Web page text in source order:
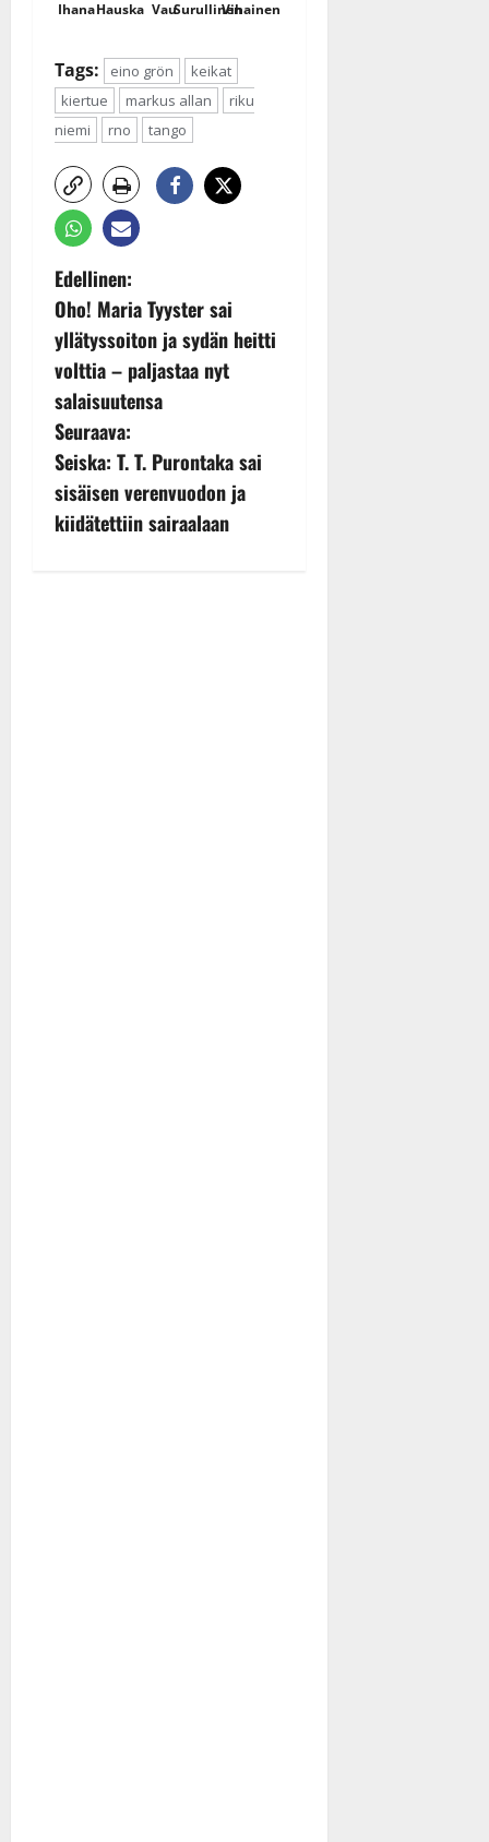
IhanaHauska VauSurullinenVihainen
Tags: eino grön
keikat
kiertue
markus allan
riku
niemi
rno tango
P
o
s
t
n
a
v
Edellinen:
Oho! Maria Tyyster sai
yllätyssoiton ja sydän heitti
volttia – paljastaa nyt
salaisuutensa
Seuraava:
Seiska: T. T. Purontaka sai
sisäisen verenvuodon ja
kiidätettiin sairaalaan